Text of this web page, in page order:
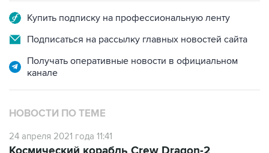
Подписаться на рассылку главных новостей сайта
Получать оперативные новости в официальном
НОВОСТИ ПО ТЕМЕ
24 апреля 2021 года 11:41
сблизился с МКС перед стыковкой